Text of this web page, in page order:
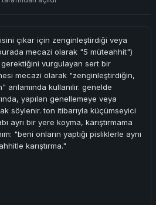
çıkar için zenginleştirdiği veya
mecazi olarak "5 müteahhit")
gerektiğini vurgulayan sert bir
mecazi olarak "zenginleştirdiğin,
anlamında kullanılır. genelde
yapılan genellemeye veya
söylenir. ton itibarıyla küçümseyici
ayrı bir yere koyma, karıştırmama
"beni onların yaptığı pisliklerle aynı
karıştırma."